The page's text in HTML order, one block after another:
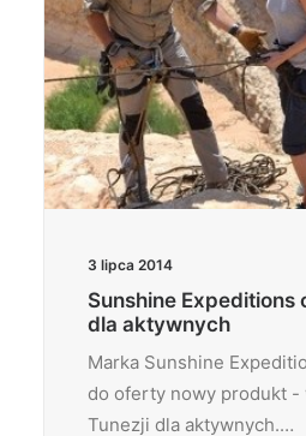
3 lipca 2014
Sunshine Expeditions
dla aktywnych
Marka Sunshine
do oferty nowy produkt -
Tunezji dla aktywnych.…